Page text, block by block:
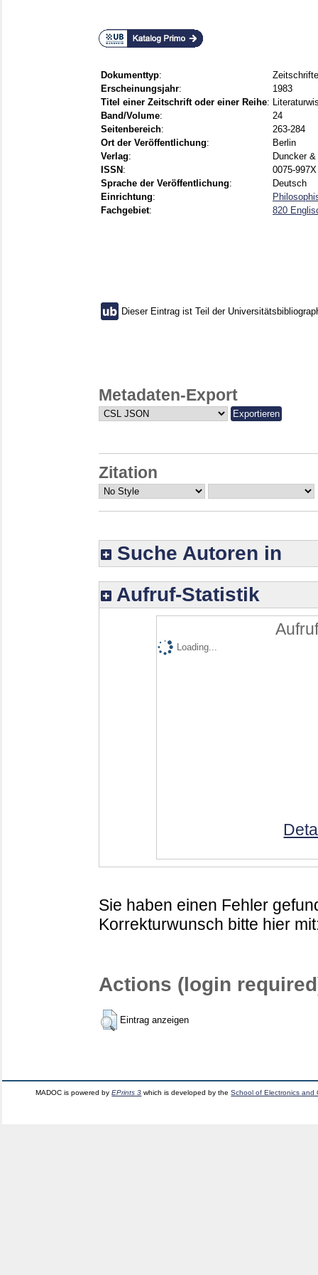
Dokumenttyp:
Erscheinungsjahr:
1983
Titel einer Zeitschrift oder einer Reihe:
Band/Volume:
24
Seitenbereich:
263-284
Ort der Veröffentlichung:
Berlin
Verlag:
Duncker
ISSN :
0075-
Sprache der Veröffentlichung:
Deutsch
Einrichtung:
Fachgebiet: 820
Dieser Eintrag ist Teil der
Metadaten-Export
Zitation
Suche Autoren in
Aufruf-Statistik
Loading...
Sie haben einen Fehler
Korrekturwunsch bitte hier
Actions (login
Eintrag anzeigen
MADOC is powered byEPrints 3 which is developed by theSchool of Electronics and